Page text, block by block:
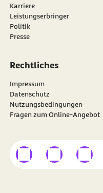
Karriere
Leistungserbringer
Politik
Presse
Rechtliches
Impressum
Datenschutz
Nutzungsbedingungen
Fragen zum Online-Angebot
Besuchen Sie die
externer Linkexterner Link